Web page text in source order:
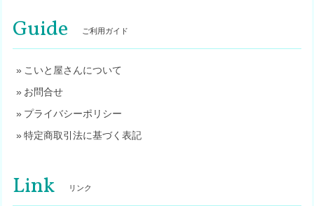
Guide ご利用ガイド
こいと屋さんについて
お問合せ
プライバシーポリシー
特定商取引法に基づく表記
Link リンク